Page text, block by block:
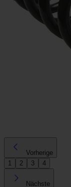
Vorherige
1
2 3 4
Nächste